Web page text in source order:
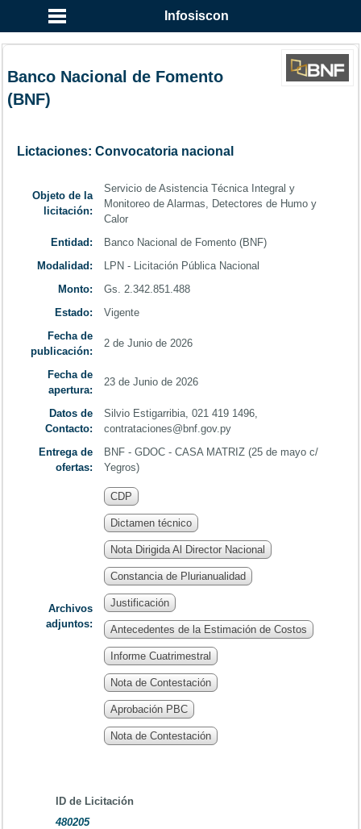
Infosiscon
Banco Nacional de Fomento
(BNF)
Lictaciones: Convocatoria nacional
Objeto de la
licitación:
Servicio de Asistencia Técnica Integral y
Monitoreo de Alarmas, Detectores de Humo y
Calor
Entidad:
Banco Nacional de Fomento (BNF)
Modalidad:
LPN - Licitación Pública Nacional
Monto:
Gs. 2.342.851.488
Estado:
Vigente
Fecha de
publicación:
2 de Junio de 2026
Fecha de
apertura:
23 de Junio de 2026
Datos de
Contacto:
Silvio Estigarribia, 021 419 1496,
contrataciones@bnf.gov.py
Entrega de
ofertas:
BNF - GDOC - CASA MATRIZ (25 de mayo c/
Yegros)
Archivos
adjuntos:
CDP
Dictamen técnico
Nota Dirigida Al Director Nacional
Constancia de Plurianualidad
Justificación
Antecedentes de la Estimación de Costos
Informe Cuatrimestral
Nota de Contestación
Aprobación PBC
Nota de Contestación
ID de Licitación
480205